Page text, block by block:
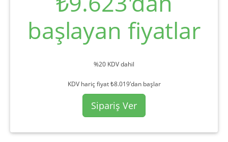
başlayan fiyatlar
%20 KDV dahil
KDV hariç fiyat ₺8.019'dan başlar
Sipariş Ver